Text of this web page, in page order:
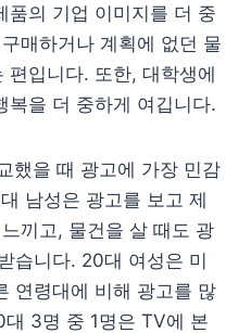
품의 기업 이미지를 더 중
매하거나 계획에 없던 물
편입니다. 또한, 대학생에
복을 더 중하게 여깁니다.
했을 때 광고에 가장 민감
남성은 광고를 보고 제
끼고, 물건을 살 때도 광
습니다. 20대 여성은 미
연령대에 비해 광고를 많
3명 중 1명은 TV에 본